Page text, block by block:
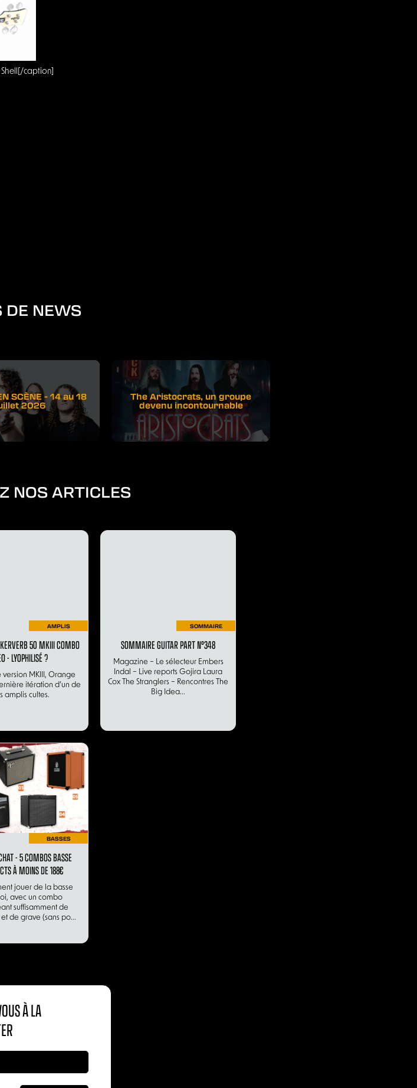
caption]
DE NEWS
SCÈNE - 14 au 18
2026
The Aristocrats, un groupe
devenu incontournable
NOS ARTICLES
AMPLIS
50 MKIII COMBO
- LYOPHILISÉ ?
version MKIII, Orange
itération d’un de
amplis cultes.
SOMMAIRE
SOMMAIRE GUITAR PART N°348
Magazine – Le sélecteur Embers
Indal – Live reports Gojira Laura
Cox The Stranglers – Rencontres The
Big Idea...
BASSES
- 5 COMBOS BASSE
À MOINS DE 188€
jouer de la basse
avec un combo
suffisamment de
de grave (sans po...
À LA